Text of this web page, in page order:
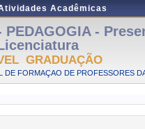
Acadêmicas
PEDAGOGIA -
GRADUAÇÃO
DE FORMAÇAO DE PROFESSORES